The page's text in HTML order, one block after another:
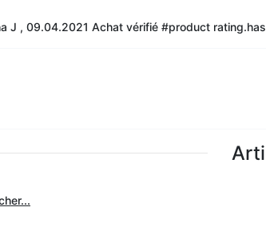
J , 09.04.2021 Achat vérifié #product